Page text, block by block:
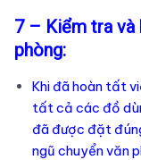
7 – Kiểm tra và
phòng:
Khi đã hoàn tất
tất cả các đồ
đã được đặt
ngũ chuyển văn